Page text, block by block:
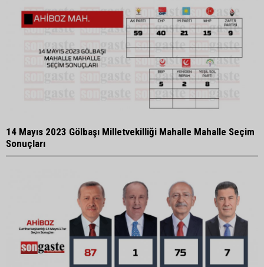
14 Mayıs 2023 Gölbaşı Milletvekilliği Mahalle Mahalle Seçim
Sonuçları